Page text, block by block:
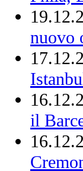
nuovo
il